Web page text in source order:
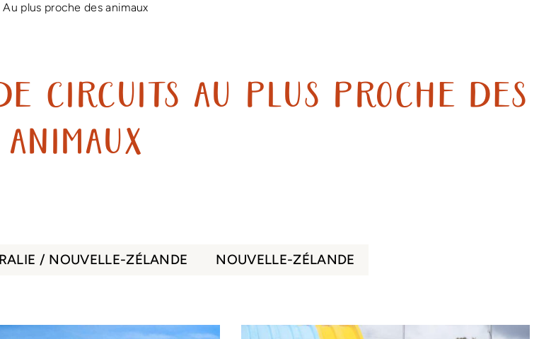
Au plus proche des animaux
circuits au plus proche des
animaux
/ NOUVELLE-ZÉLANDE NOUVELLE-ZÉLANDE